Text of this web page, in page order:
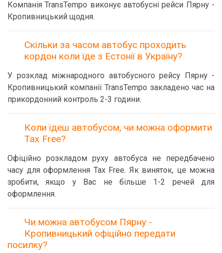
Компанія TransTempo виконує автобусні рейси Пярну -
Кропивницький щодня.
Скільки за часом автобус проходить
кордон коли їде з Естонії в Україну?
У розклад міжнародного автобусного рейсу Пярну -
Кропивницький компанії TransTempo закладено час на
прикордонний контроль 2-3 години.
Коли їдеш автобусом, чи можна оформити
Tax Free?
Офіційно розкладом руху автобуса не передбачено
часу для оформлення Tax Free. Як виняток, це можна
зробити, якщо у Вас не більше 1-2 речей для
оформлення.
Чи можна автобусом Пярну -
Кропивницький офіційно передати
посилку?